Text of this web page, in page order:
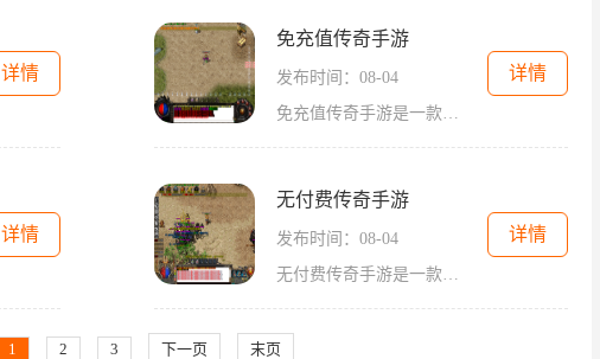
详情
免充值传奇手游
发布时间：08-04
免充值传奇手游是一款非常受欢迎的游戏，它的魅力在于免除了充值的障碍，让玩家可以尽情享受到传奇的世界。在这款游戏中，你将迎来无尽的冒险与挑战，体验到经典传奇的乐趣。
详情
详情
无付费传奇手游
发布时间：08-04
无付费传奇手游是一款经典的传奇类手机游戏，与传统的传奇游戏不同的是，无付费传奇手游将绝大部分的收费元素全部去除，让玩家能够纯粹地享受游戏乐趣。在这款游戏中，你将体
详情
1 2 3 下一页 末页